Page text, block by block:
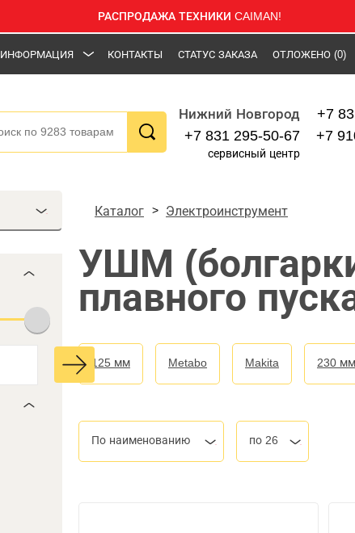
РАСПРОДАЖА ТЕХНИКИ CAIMAN!
ИНФОРМАЦИЯ КОНТАКТЫ СТАТУС ЗАКАЗА ОТЛОЖЕНО (0)
Нижний Новгород
+7 831 295-50-67
сервисный центр
+7
+7
Каталог Электроинструмент
УШМ
плавного
125 мм Metabo Makita 230 мм
По наименованию по 26